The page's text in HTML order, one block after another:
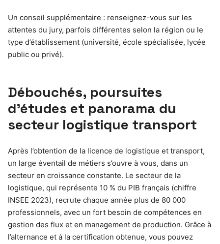
Un conseil supplémentaire : renseignez-vous sur les
attentes du jury, parfois différentes selon la région ou le
type d’établissement (université, école spécialisée, lycée
public ou privé).
Débouchés, poursuites
d’études et panorama du
secteur logistique transport
Après l’obtention de la licence de logistique et transport,
un large éventail de métiers s’ouvre à vous, dans un
secteur en croissance constante. Le secteur de la
logistique, qui représente 10 % du PIB français (chiffre
INSEE 2023), recrute chaque année plus de 80 000
professionnels, avec un fort besoin de compétences en
gestion des flux et en management de production. Grâce à
l’alternance et à la certification obtenue, vous pouvez